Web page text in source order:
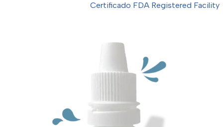
Certificado FDA Registered Facility